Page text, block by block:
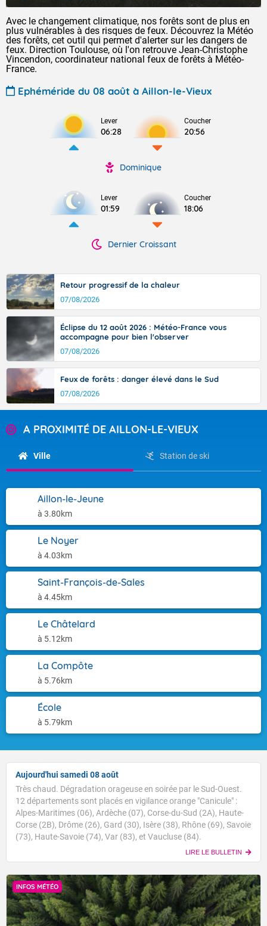
Avec le changement climatique, nos forêts sont de plus en
plus vulnérables à des risques de feux. Découvrez la Météo
des forêts, cet outil qui permet d'alerter sur les dangers de
feux. Direction Toulouse, où l'on retrouve Jean-Christophe
Vincendon, coordinateur national feux de forêts à Météo-
France.
Ephéméride du 08 août à Aillon-le-Vieux
Lever
06:28
Coucher
20:56
Dominique
Lever
01:59
Coucher
18:06
Dernier Croissant
Retour progressif de la chaleur
07/08/2026
Éclipse du 12 août 2026 : Météo-France vous
accompagne pour bien l'observer
07/08/2026
Feux de forêts : danger élevé dans le Sud
07/08/2026
A PROXIMITÉ DE AILLON-LE-VIEUX
Ville Station de ski
Aillon-le-Jeune
à 3.80km
Le Noyer
à 4.03km
Saint-François-de-Sales
à 4.45km
Le Châtelard
à 5.12km
La Compôte
à 5.76km
École
à 5.79km
Aujourd'hui samedi 08 août
Très chaud. Dégradation orageuse en soirée par le Sud-Ouest.
12 départements sont placés en vigilance orange "Canicule" :
Alpes-Maritimes (06), Ardèche (07), Corse-du-Sud (2A), Haute-
Corse (2B), Drôme (26), Gard (30), Isère (38), Rhône (69), Savoie
(73), Haute-Savoie (74), Var (83), et Vaucluse (84).
LIRE LE BULLETIN
INFOS MÉTÉO